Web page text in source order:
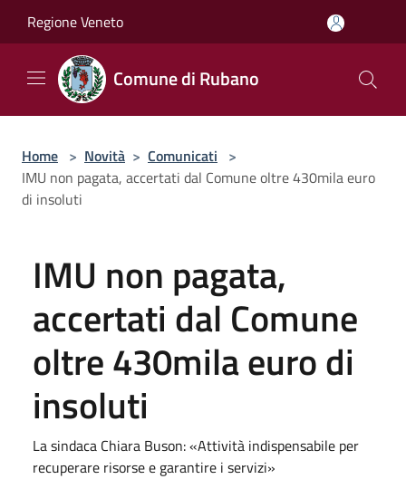
Regione Veneto
Comune di Rubano
Home > Novità > Comunicati >
IMU non pagata, accertati dal Comune oltre 430mila euro
di insoluti
IMU non pagata,
accertati dal Comune
oltre 430mila euro di
insoluti
La sindaca Chiara Buson: «Attività indispensabile per
recuperare risorse e garantire i servizi»